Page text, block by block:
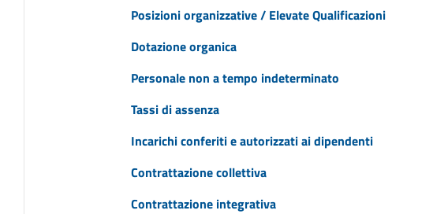
Posizioni organizzative / Elevate Qualificazioni
Dotazione organica
Personale non a tempo indeterminato
Tassi di assenza
Incarichi conferiti e autorizzati ai dipendenti
Contrattazione collettiva
Contrattazione integrativa